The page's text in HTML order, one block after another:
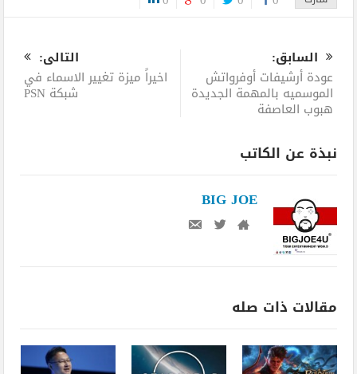
السابق:
عودة أرشيفات أوفرواتش
الموسميه بالمهمة الجديدة
هبوب العاصفة
التالى:
اخيراً ميزة تغيير الاسماء في
شبكة PSN
نبذة عن الكاتب
BIG JOE
مقالات ذات صله